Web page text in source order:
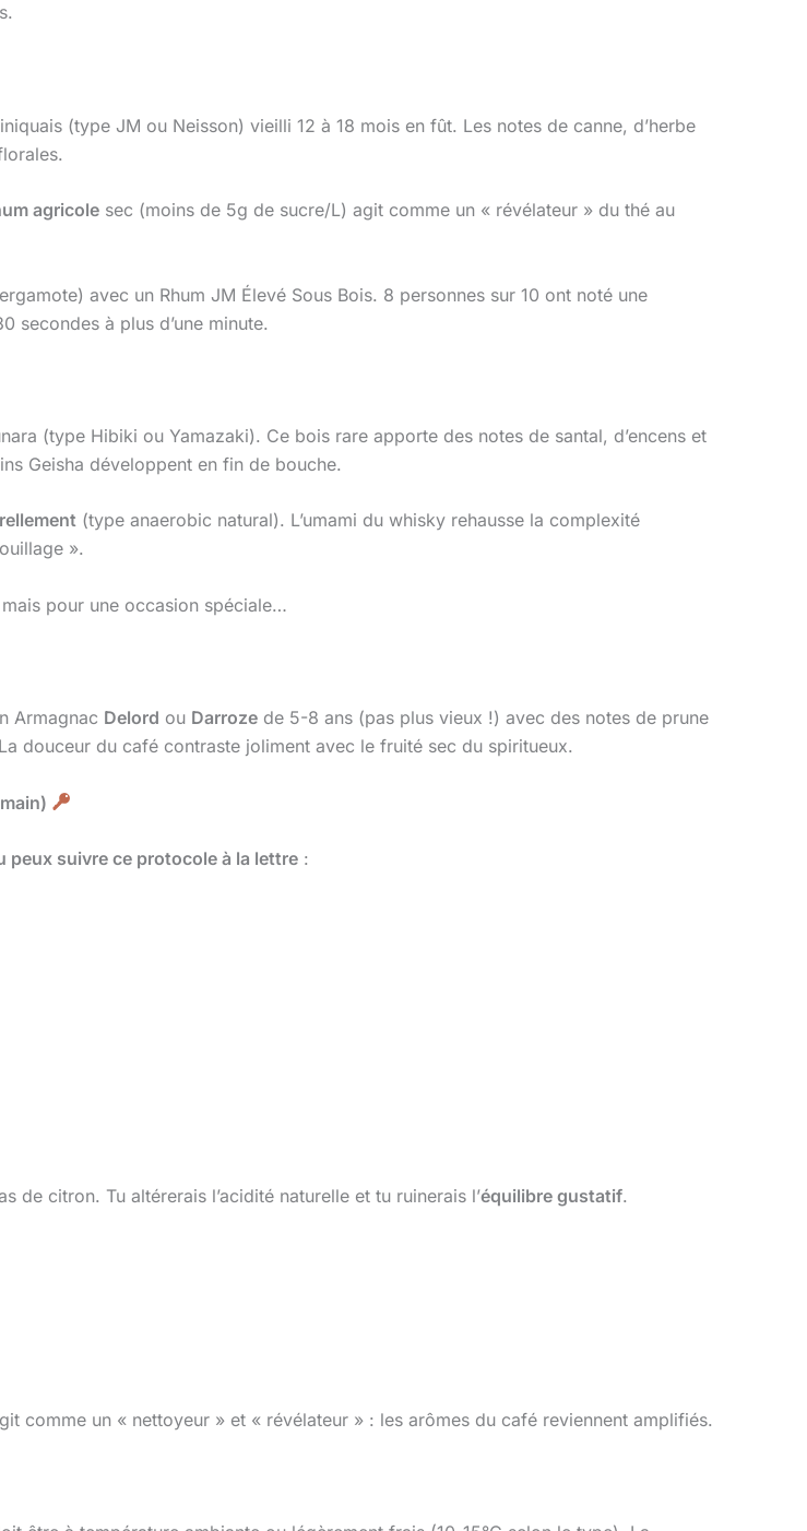
(type JM ou Neisson) vieilli 12 à 18 mois en fût. Les notes de canne, d’herbe
agricole sec (moins de 5g de sucre/L) agit comme un « révélateur » du thé au
avec un Rhum JM Élevé Sous Bois. 8 personnes sur 10 ont noté une
secondes à plus d’une minute.
(type Hibiki ou Yamazaki). Ce bois rare apporte des notes de santal, d’encens et
Geisha développent en fin de bouche.
(type anaerobic natural). L’umami du whisky rehausse la complexité
».
pour une occasion spéciale…
Armagnac Delord ou Darroze de 5-8 ans (pas plus vieux !) avec des notes de prune
douceur du café contraste joliment avec le fruité sec du spiritueux.
peux suivre ce protocole à la lettre :
de citron. Tu altérerais l’acidité naturelle et tu ruinerais l’équilibre gustatif.
comme un « nettoyeur » et « révélateur » : les arômes du café reviennent amplifiés.